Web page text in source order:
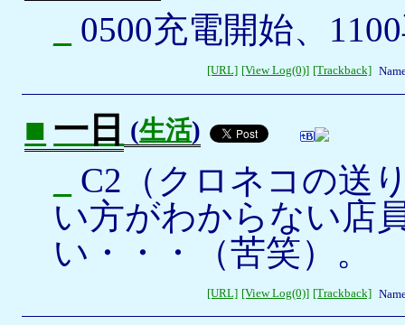
0500充電開始、
[URL] [View Log(0)] [Trackback]
■ 一日 (生活)
C2（クロネコの送
い方がわからない店
い・・・（苦笑）。
[URL] [View Log(0)] [Trackback]